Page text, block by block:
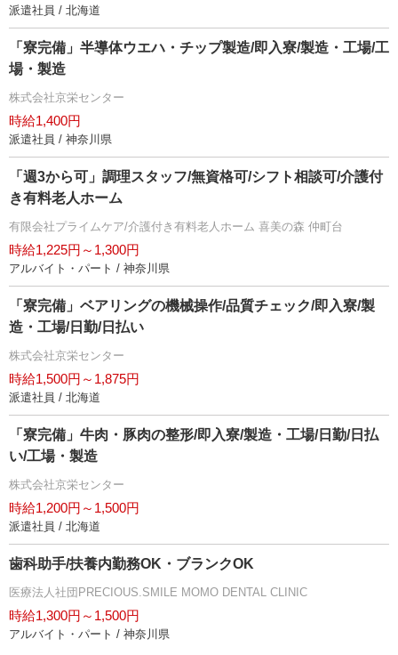
派遣社員 / 北海道
「寮完備」半導体ウエハ・チップ製造/即入寮/製造・工場/工
場・製造
株式会社京栄センター
時給1,400円
派遣社員 / 神奈川県
「週3から可」調理スタッフ/無資格可/シフト相談可/介護付
き有料老人ホーム
有限会社プライムケア/介護付き有料老人ホーム 喜美の森 仲町台
時給1,225円～1,300円
アルバイト・パート / 神奈川県
「寮完備」ベアリングの機械操作/品質チェック/即入寮/製
造・工場/日勤/日払い
株式会社京栄センター
時給1,500円～1,875円
派遣社員 / 北海道
「寮完備」牛肉・豚肉の整形/即入寮/製造・工場/日勤/日払
い/工場・製造
株式会社京栄センター
時給1,200円～1,500円
派遣社員 / 北海道
歯科助手/扶養内勤務OK・ブランクOK
医療法人社団PRECIOUS.SMILE MOMO DENTAL CLINIC
時給1,300円～1,500円
アルバイト・パート / 神奈川県